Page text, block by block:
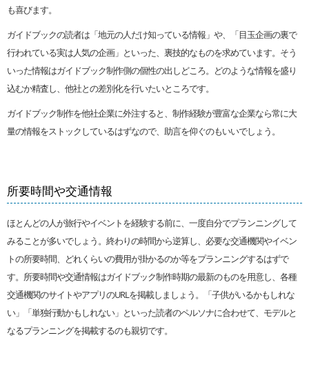
も喜びます。
ガイドブックの読者は「地元の人だけ知っている情報」や、「目玉企画の裏で
行われている実は人気の企画」といった、裏技的なものを求めています。そう
いった情報はガイドブック制作側の個性の出しどころ。どのような情報を盛り
込むか精査し、他社との差別化を行いたいところです。
ガイドブック制作を他社企業に外注すると、制作経験が豊富な企業なら常に大
量の情報をストックしているはずなので、助言を仰ぐのもいいでしょう。
所要時間や交通情報
ほとんどの人が旅行やイベントを経験する前に、一度自分でプランニングして
みることが多いでしょう。終わりの時間から逆算し、必要な交通機関やイベン
トの所要時間、どれくらいの費用が掛かるのか等をプランニングするはずで
す。所要時間や交通情報はガイドブック制作時期の最新のものを用意し、各種
交通機関のサイトやアプリのURLを掲載しましょう。「子供がいるかもしれな
い」「単独行動かもしれない」といった読者のペルソナに合わせて、モデルと
なるプランニングを掲載するのも親切です。